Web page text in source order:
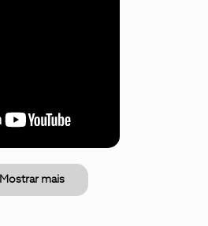
Mostrar mais